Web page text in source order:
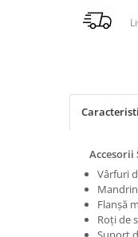
Masini de gaurit cu
Masini de gaurit cu
curea de distributie
Masini de gaurit cu
Masini de gaurit
Masini de gaurit si
Accesorii
Vârfuri
Flanşă
Roţi de